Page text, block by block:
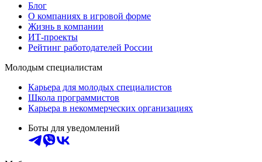
Блог
О компаниях в игровой форме
Жизнь в компании
ИТ-проекты
Рейтинг работодателей России
Молодым специалистам
Карьера для молодых специалистов
Школа программистов
Карьера в некоммерческих организациях
Боты для уведомлений